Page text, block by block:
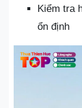
Kiểm tra
ổn định